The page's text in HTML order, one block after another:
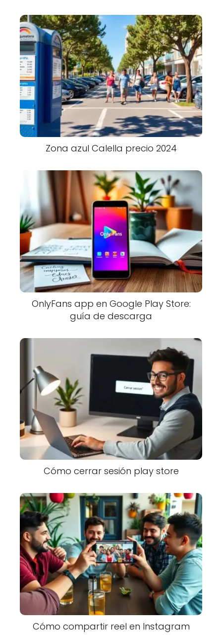
Zona azul Calella precio 2024
OnlyFans app en Google Play Store:
guía de descarga
Cómo cerrar sesión play store
Cómo compartir reel en Instagram